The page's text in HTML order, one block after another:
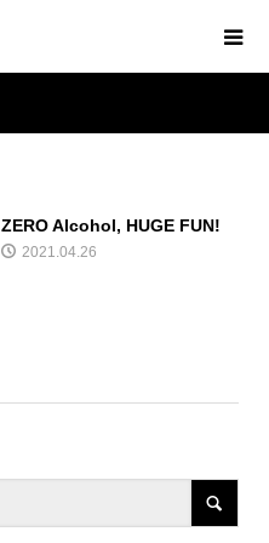
ZERO Alcohol, HUGE FUN!
2021.04.26